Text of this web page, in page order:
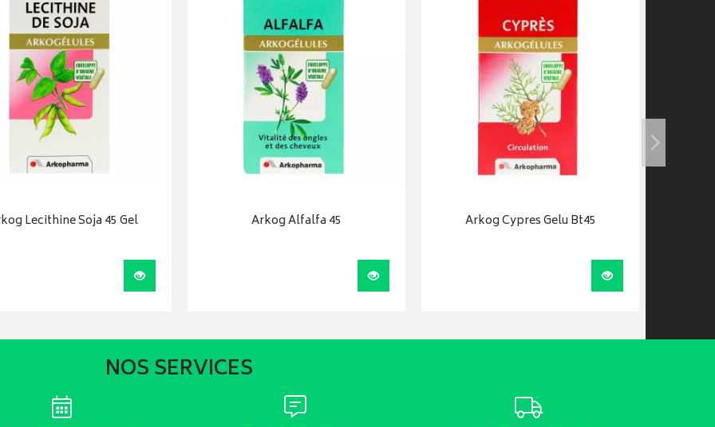
Lecithine Soja 45 Gel
Visualiser
Arkog Alfalfa 45
Visualiser
Arkog Cypres Gelu Bt45
Visualiser
NOS SERVICES